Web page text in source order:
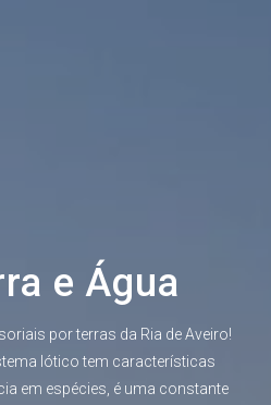
e Água
por terras da Ria de Aveiro!
lótico tem características
em espécies, é uma constante